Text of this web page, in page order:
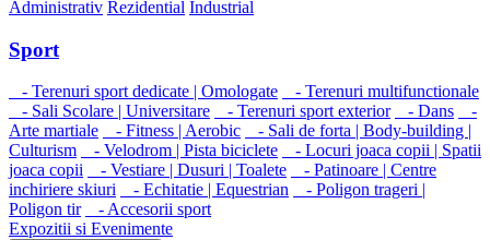
Administrativ Rezidential Industrial
Sport
- Terenuri sport dedicate | Omologate
- Terenuri multifunctionale
- Sali Scolare | Universitare
- Terenuri sport exterior - Dans
-
Arte martiale
- Fitness | Aerobic
- Sali de forta | Body-building |
Culturism
- Velodrom | Pista biciclete
- Locuri joaca copii | Spatii
joaca copii
- Vestiare | Dusuri | Toalete
- Patinoare | Centre
inchiriere skiuri
- Echitatie | Equestrian
- Poligon trageri |
Poligon tir
- Accesorii sport
Expozitii si Evenimente